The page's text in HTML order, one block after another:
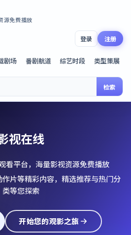
源免费播放
剧场 番剧航道 综艺时段 类型策展
检索
登录 注册
视在线
看平台，海量影视资源免费播放
片等精彩内容，精选推荐与热门分
类等您探索
开始您的观影之旅